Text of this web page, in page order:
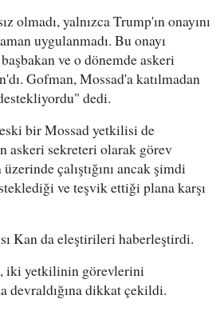
olmadı, yalnızca Trump'ın onayını
uygulanmadı. Bu onayı
ve o dönemde askeri
Gofman, Mossad'a katılmadan
dedi.
bir Mossad yetkilisi de
askeri sekreteri olarak görev
çalıştığını ancak şimdi
ve teşvik ettiği plana karşı
Kan da eleştirileri haberleştirdi.
iki yetkilinin görevlerini
devraldığına dikkat çekildi.